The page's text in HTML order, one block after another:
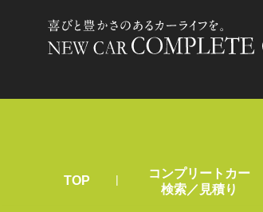
TOP |
コンプリートカー
検索／見積り